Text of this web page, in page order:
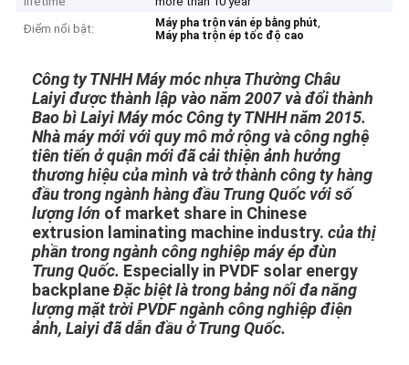
Điểm nổi bật:
Máy pha trộn ván ép bằng phút,
Máy pha trộn ép tốc độ cao
Công ty TNHH Máy móc nhựa Thường Châu
Laiyi được thành lập vào năm 2007 và đổi thành
Bao bì LaiyiMáy móc Công ty TNHH năm 2015.
Nhà máy mới với quy mô mở rộng và công nghệ
tiên tiến ở quận mớiđã cải thiện ảnh hưởng
thương hiệu của mình và trở thành công ty hàng
đầu trong ngành hàng đầu Trung Quốc với số
lượng lớn of market share in Chinese
extrusion laminating machine industry. của thị
phần trong ngành công nghiệp máy ép đùn
Trung Quốc. Especially in PVDF solar energy
backplane Đặc biệt là trong bảng nối đa năng
lượng mặt trời PVDFngành công nghiệp điện
ảnh, Laiyi đã dẫn đầu ở Trung Quốc.